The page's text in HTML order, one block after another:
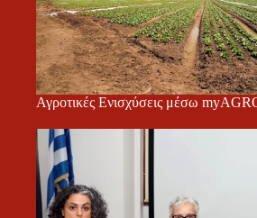
Αγροτικές Ενισχύσεις μέσω